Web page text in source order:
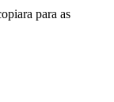
para as